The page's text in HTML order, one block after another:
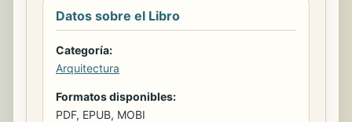
Datos sobre el Libro
Categoría:
Arquitectura
Formatos disponibles:
PDF, EPUB, MOBI